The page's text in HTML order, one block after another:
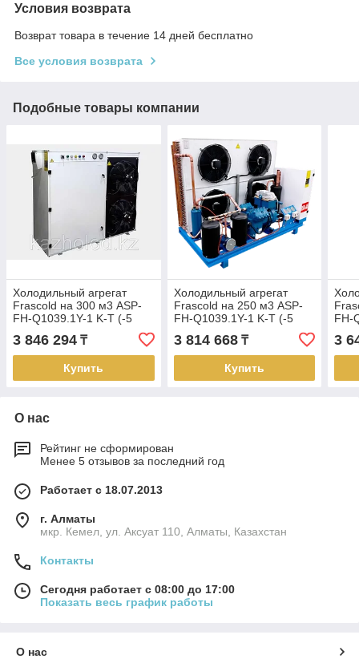
Условия возврата
Возврат товара в течение 14 дней бесплатно
Все условия возврата
Подобные товары компании
Холодильный агрегат
Frascold на 300 м3 ASP-
FH-Q1039.1Y-1 K-T (-5
3 846 294 ₸
Купить
Холодильный агрегат
Frascold на 250 м3 ASP-
FH-Q1039.1Y-1 K-T (-5
3 814 668₸
Купить
FH-
3
О нас
Рейтинг не сформирован
Менее 5 отзывов за последний год
Работает с 18.07.2013
г. Алматы
мкр. Кемел, ул. Аксуат 110, Алматы, Казахстан
Контакты
Сегодня работает с 08:00 до 17:00
Показать весь график работы
О нас